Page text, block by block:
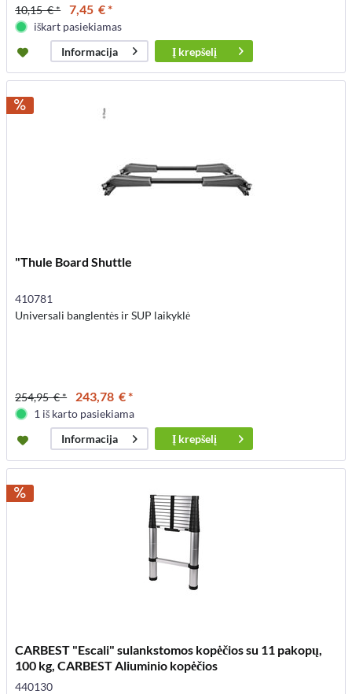
10,15 € * 7,45 € *
iškart pasiekiamas
Informacija
Į krepšelį
"Thule Board Shuttle
410781
Universali banglentės ir SUP laikyklė
254,95 € * 243,78 € *
1 iš karto pasiekiama
Informacija
Į krepšelį
CARBEST "Escali" sulankstomos kopėčios su 11 pakopų,
100 kg, CARBEST Aliuminio kopėčios
440130